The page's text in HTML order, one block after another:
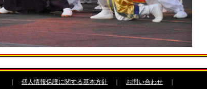
｜ 個人情報保護に関する基本方針 ｜ お問い合わせ ｜